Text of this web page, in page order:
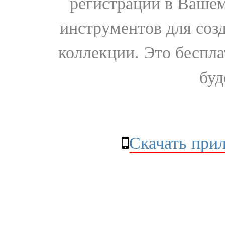
инструментов для
коллекции. Это
Скачать